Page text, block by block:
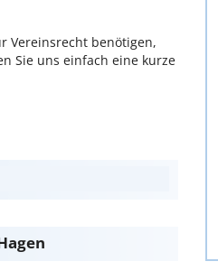
Vereinsrecht benötigen,
Sie uns einfach eine kurze